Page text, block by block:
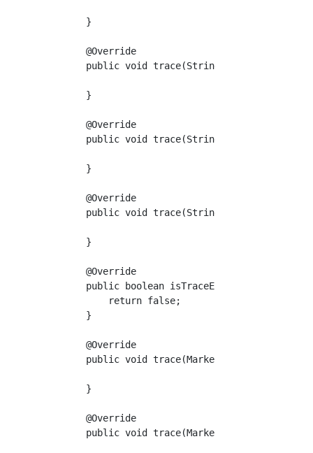
    }
    @Override
public void trace(String s, Object o,
    }
    @Override
public void trace(String s, Object...
    }
    @Override
public void trace(String s, Throwable
    }
    @Override
public boolean isTraceEnabled(Marker
        return false;
    }
    @Override
public void trace(Marker marker, String
    }
    @Override
public void trace(Marker marker, String